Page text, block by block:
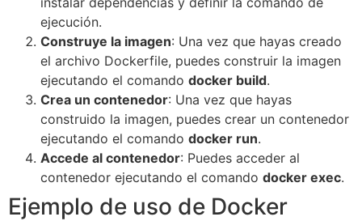
ejecución.
Construye la imagen: Una vez que hayas creado
el archivo Dockerfile, puedes construir la imagen
ejecutando el comando docker build.
Crea un contenedor: Una vez que hayas
construido la imagen, puedes crear un contenedor
ejecutando el comando docker run.
Accede al contenedor: Puedes acceder al
contenedor ejecutando el comando docker exec.
Ejemplo de uso de Docker